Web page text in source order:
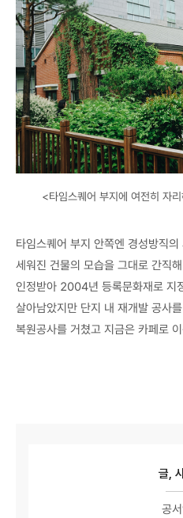
<타임스퀘어 부지에 여전히 자
타임스퀘어 부지 안쪽엔 경성방직
세워진 건물의 모습을 그대로 간직
인정받아 2004년 등록문화재로 지
살아남았지만 단지 내 재개발 공사
복원공사를 거쳤고 지금은 카페로
글,
공